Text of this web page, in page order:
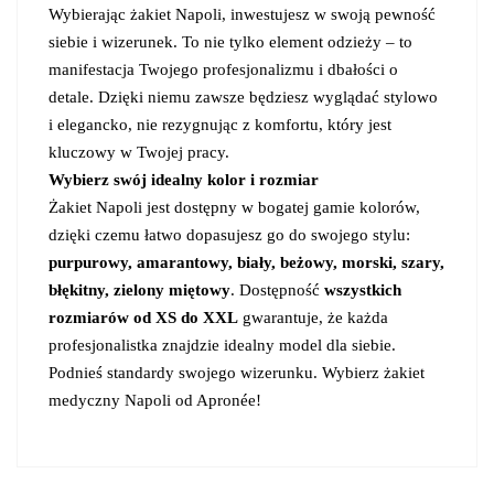
Wybierając żakiet Napoli, inwestujesz w swoją pewność
siebie i wizerunek. To nie tylko element odzieży – to
manifestacja Twojego profesjonalizmu i dbałości o
detale. Dzięki niemu zawsze będziesz wyglądać stylowo
i elegancko, nie rezygnując z komfortu, który jest
kluczowy w Twojej pracy.
Wybierz swój idealny kolor i rozmiar
Żakiet Napoli jest dostępny w bogatej gamie kolorów,
dzięki czemu łatwo dopasujesz go do swojego stylu:
purpurowy, amarantowy, biały, beżowy, morski, szary,
błękitny, zielony miętowy. Dostępność wszystkich
rozmiarów od XS do XXL gwarantuje, że każda
profesjonalistka znajdzie idealny model dla siebie.
Podnieś standardy swojego wizerunku. Wybierz żakiet
medyczny Napoli od Apronée!